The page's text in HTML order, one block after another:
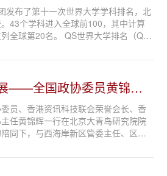
发布了第十一次世界大学学科排名，北
43个学科进入全球前100，其中计算
全球第20名。 QS世界大学排名（QS
学排名，...
——全国政协委员黄锦辉
员、香港资讯科技联会荣誉会长、香
任黄锦辉一行在北京大青岛研究院院
同下，与西海岸新区管委主任、区长
开展领域...